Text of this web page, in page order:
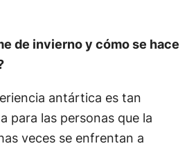
de invierno y cómo se hace
antártica es tan
para las personas que la
veces se enfrentan a